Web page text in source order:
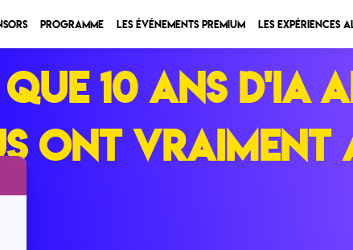
Programme Les Événements Premium Les
que 10 ans
ont vraiment